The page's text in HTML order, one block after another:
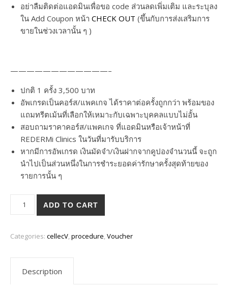
อย่าลืมติดต่อแอดมินเพื่อขอ code ส่วนลดเพิ่มเติม และระบุลง
ใน Add Coupon หน้า CHECK OUT (ขึ้นกับการส่งเสริมการ
ขายในช่วงเวลานั้น ๆ )
————————————–
ปกติ 1 ครั้ง 3,500 บาท
อัพเกรดเป็นคอร์ส/แพคเกจ ได้ราคาต่อครั้งถูกกว่า พร้อมของ
แถมทรีตเม้นที่เลือกให้เหมาะกับเฉพาะบุคคลแบบไม่อั้น
สอบถามราคาคอร์ส/แพคเกจ ที่แอดมินหรือเจ้าหน้าที่
REDERMi Clinics ในวันที่มารับบริการ
หากมีการอัพเกรด เงินมัดจำ/เงินฝากจากคูปองจำนวนนี้ จะถูก
นำไปเป็นส่วนหนึ่งในการชำระยอดค่ารักษาครั้งสุดท้ายของ
รายการนั้น ๆ
ADD TO CART
Categories: cellecV procedure Voucher
Description